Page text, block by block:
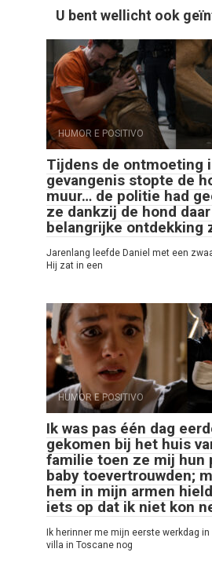
U bent wellicht ook
HUMOR E POSITIVO
Tijdens de ontmoeting
gevangenis stopte de
muur… de politie had
ze dankzij de hond
belangrijke ontdekking
Jarenlang leefde Daniel met een
Hij zat in een
HUMOR E POSITIVO
Ik was pas één dag
gekomen bij het huis
familie toen ze mij hun
baby toevertrouwden;
hem in mijn armen
iets op dat ik niet kon
Ik herinner me mijn eerste werkdag
villa in Toscane nog